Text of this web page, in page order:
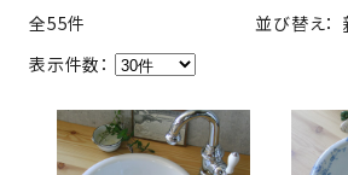
全55件 並び替え：
表示件数：